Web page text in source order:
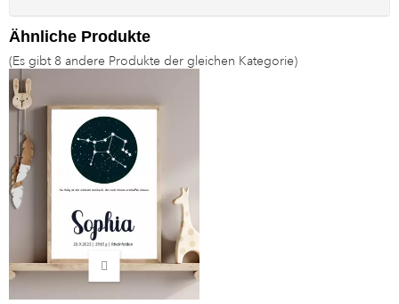
Ähnliche Produkte
(Es gibt 8 andere Produkte der gleichen Kategorie)